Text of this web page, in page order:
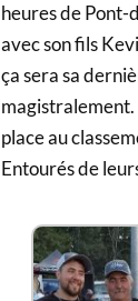
heures de
avec son fils
ça sera sa
magistralement.
place au
Entourés de